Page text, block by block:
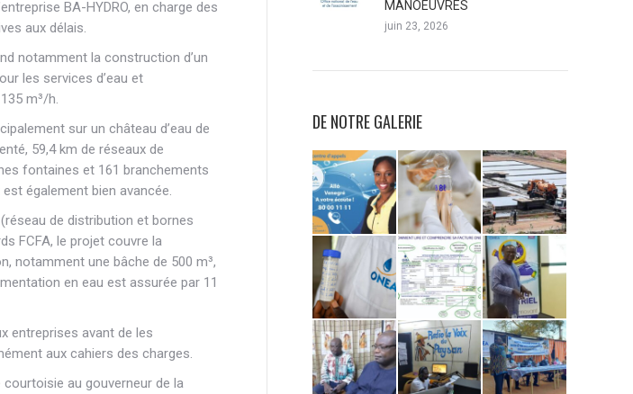
BA-HYDRO, en charge des
aux délais.
notamment la construction d’un
les services d’eau et
m³/h.
sur un château d’eau de
59,4 km de réseaux de
fontaines et 161 branchements
également bien avancée.
de distribution et bornes
FCFA, le projet couvre la
notamment une bâche de 500 m³,
en eau est assurée par 11
entreprises avant de les
aux cahiers des charges.
au gouverneur de la
MANOEUVRES
juin 23, 2026
DE NOTRE GALERIE